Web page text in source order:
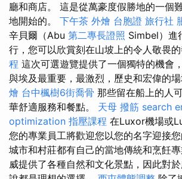
廳和商店。 這是從萬豪度假勝地的一個
地開始的。 下午茶 外燴 台胞證 旅行社
辛貝爾（Abu 第二專長證照 Simbel）進
行，您可以欣賞刻在山坡上的令人敬畏的
程 這次可選遊覽提供了一個獨特的機會
與埃及最重要，最激烈，歷史和宏偉的場
燴 台中楓樹6街喬骨 那些留在船上的人
華舒適服務和餐點。 天母 撥筋 search
optimization 指壓課程 在Luxor機場或
您的專業員工將歡迎您以您的名字迎接
城市和村莊都有自己的當地傳統和烹飪專
威提供了各種自然和文化景點，因此對